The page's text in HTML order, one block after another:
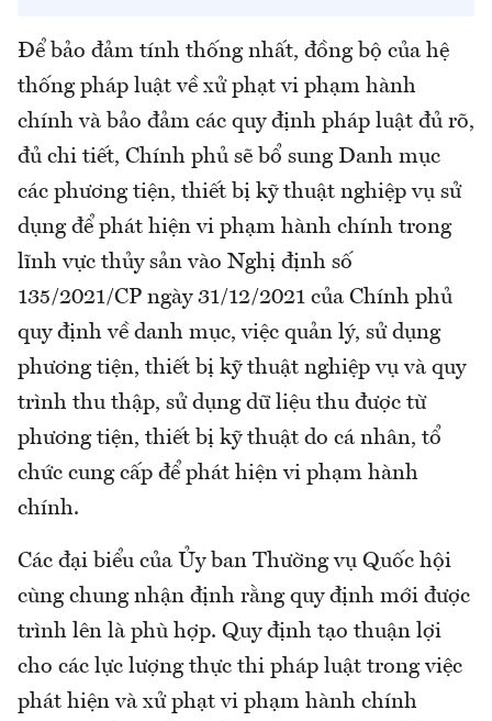
Để bảo đảm tính thống nhất, đồng bộ của hệ
thống pháp luật về xử phạt vi phạm hành
chính và bảo đảm các quy định pháp luật đủ rõ,
đủ chi tiết, Chính phủ sẽ bổ sung Danh mục
các phương tiện, thiết bị kỹ thuật nghiệp vụ sử
dụng để phát hiện vi phạm hành chính trong
lĩnh vực thủy sản vào Nghị định số
135/2021/CP ngày 31/12/2021 của Chính phủ
quy định về danh mục, việc quản lý, sử dụng
phương tiện, thiết bị kỹ thuật nghiệp vụ và quy
trình thu thập, sử dụng dữ liệu thu được từ
phương tiện, thiết bị kỹ thuật do cá nhân, tổ
chức cung cấp để phát hiện vi phạm hành
chính.
Các đại biểu của Ủy ban Thường vụ Quốc hội
cùng chung nhận định rằng quy định mới được
trình lên là phù hợp. Quy định tạo thuận lợi
cho các lực lượng thực thi pháp luật trong việc
phát hiện và xử phạt vi phạm hành chính